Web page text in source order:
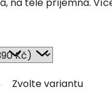
Zvolte variantu